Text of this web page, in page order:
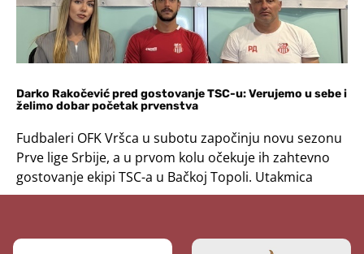
Darko Rakočević pred gostovanje TSC-u: Verujemo u sebe i
želimo dobar početak prvenstva
Fudbaleri OFK Vršca u subotu započinju novu sezonu
Prve lige Srbije, a u prvom kolu očekuje ih zahtevno
gostovanje ekipi TSC-a u Bačkoj Topoli. Utakmica